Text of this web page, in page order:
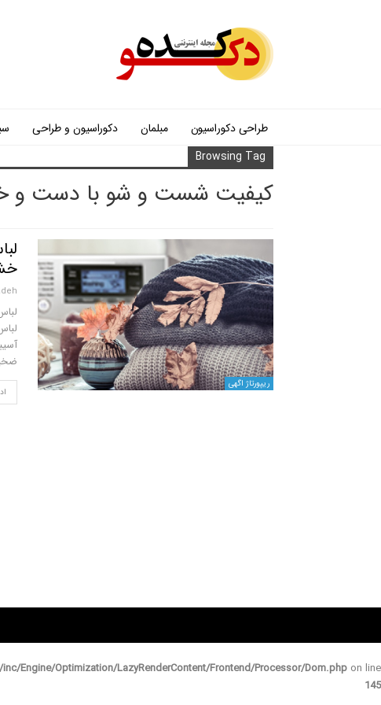
طراحی دکوراسیون مبلمان دکوراسیون و طراحی
Browsing Tag
کیفیت شست و شو با دست و
ریپورتاژ اگهی
Engine/Optimization/LazyRenderContent/Frontend/Processor/Dom.php on line
145